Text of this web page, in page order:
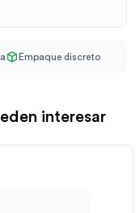
Empaque discreto
interesar